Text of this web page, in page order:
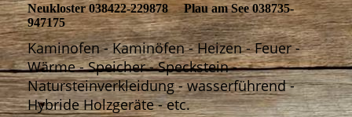
Neukloster 038422-229878 Plau am See 038735-
947175
Kaminofen - Kaminöfen - Heizen - Feuer -
Wärme - Speicher - Speckstein -
Natursteinverkleidung - wasserführend -
Hybride Holzgeräte - etc.